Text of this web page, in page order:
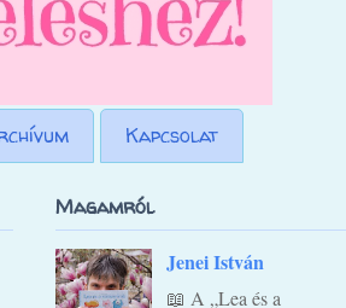
Kapcsolat
Magamról
Jenei István
📖 A „Lea és a